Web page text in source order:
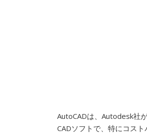
AutoCADは、Autodesk社
CADソフトで、特にコスト